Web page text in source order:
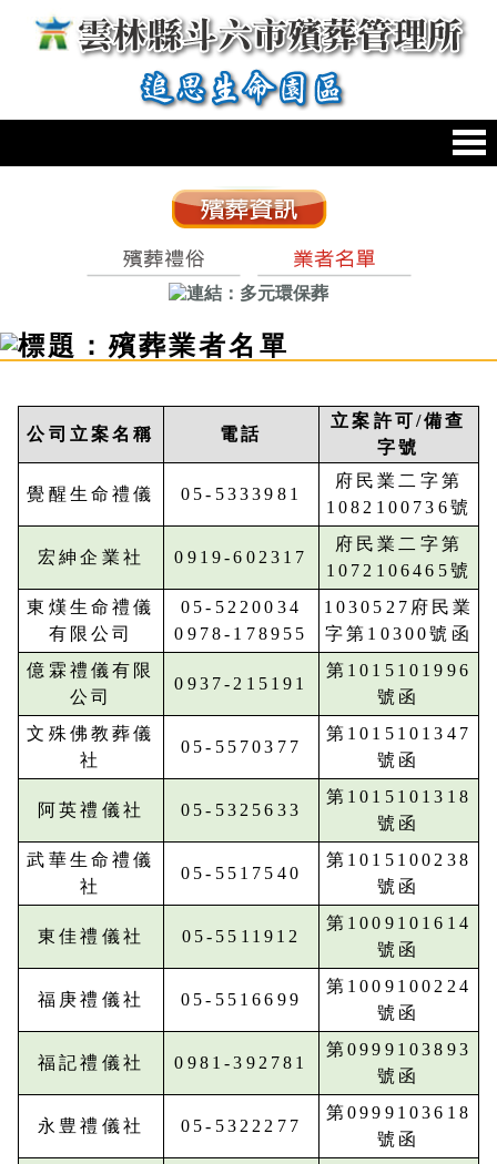
跳到主要內容區塊
公司立案名稱 電話
立案許可/備查
字號
覺醒生命禮儀 05-5333981
府民業二字第
1082100736號
宏紳企業社 0919-602317
府民業二字第
1072106465號
東熯生命禮儀
有限公司
05-5220034
0978-178955
1030527府民業
字第10300號函
億霖禮儀有限
公司
0937-215191
第1015101996
號函
文殊佛教葬儀
社
05-5570377
第1015101347
號函
阿英禮儀社 05-5325633
第1015101318
號函
武華生命禮儀
社
05-5517540
第1015100238
號函
東佳禮儀社 05-5511912
第1009101614
號函
福庚禮儀社 05-5516699
第1009100224
號函
福記禮儀社 0981-392781
第0999103893
號函
永豊禮儀社 05-5322277
第0999103618
號函